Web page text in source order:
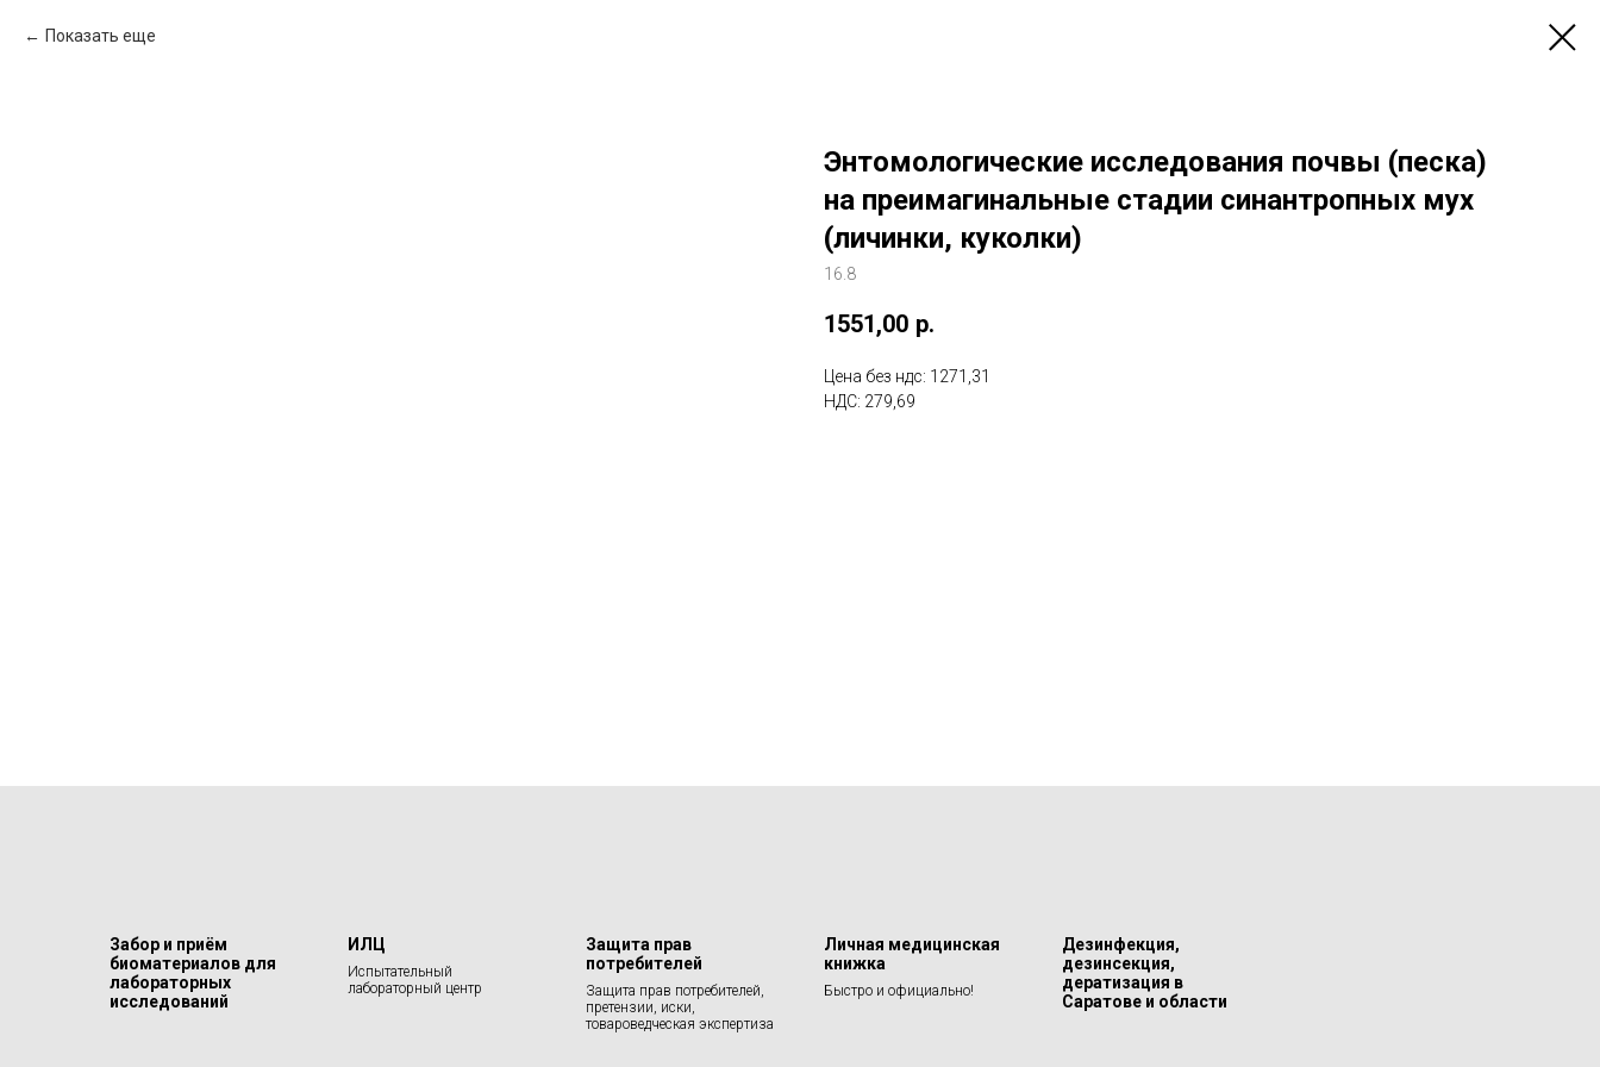
Показать еще
Энтомологические исследования почвы (песка)
на преимагинальные стадии синантропных мух
(личинки, куколки)
16.8
1551,00 р.
Цена без ндс: 1271,31
НДС: 279,69
Забор и приём
биоматериалов для
лабораторных
исследований
ИЛЦ
Испытательный
лабораторный центр
Защита прав
потребителей
Защита прав потребителей,
претензии, иски,
товароведческая экспертиза
Личная медицинская
книжка
Быстро и официально!
Дезинфекция,
дезинсекция,
дератизация в
Саратове и области